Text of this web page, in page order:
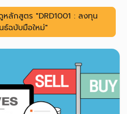
ลักสูตร "DRD1001 : ลงทุน
ธ์ฉบับมือใหม่"